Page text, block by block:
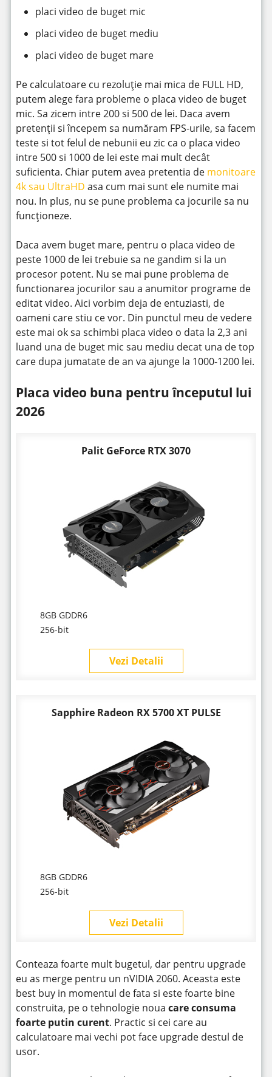
placi video de buget mic
placi video de buget mediu
placi video de buget mare
Pe calculatoare cu rezoluție mai mica de FULL HD,
putem alege fara probleme o placa video de buget
mic. Sa zicem intre 200 si 500 de lei. Daca avem
pretenții si începem sa număram FPS-urile, sa facem
teste si tot felul de nebunii eu zic ca o placa video
intre 500 si 1000 de lei este mai mult decât
suficienta. Chiar putem avea pretentia de monitoare
4k sau UltraHD asa cum mai sunt ele numite mai
nou. In plus, nu se pune problema ca jocurile sa nu
funcționeze.
Daca avem buget mare, pentru o placa video de
peste 1000 de lei trebuie sa ne gandim si la un
procesor potent. Nu se mai pune problema de
functionarea jocurilor sau a anumitor programe de
editat video. Aici vorbim deja de entuziasti, de
oameni care stiu ce vor. Din punctul meu de vedere
este mai ok sa schimbi placa video o data la 2,3 ani
luand una de buget mic sau mediu decat una de top
care dupa jumatate de an va ajunge la 1000-1200 lei.
Placa video buna pentru începutul lui
2026
Palit GeForce RTX 3070
8GB GDDR6
256-bit
Vezi Detalii
Sapphire Radeon RX 5700 XT PULSE
8GB GDDR6
256-bit
Vezi Detalii
Conteaza foarte mult bugetul, dar pentru upgrade
eu as merge pentru un nVIDIA 2060. Aceasta este
best buy in momentul de fata si este foarte bine
construita, pe o tehnologie noua care consuma
foarte putin curent. Practic si cei care au
calculatoare mai vechi pot face upgrade destul de
usor.